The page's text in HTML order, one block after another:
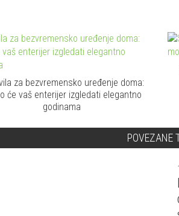
za bezvremensko uređenje doma:
će vaš enterijer izgledati elegantno
godinama
POVEZANE